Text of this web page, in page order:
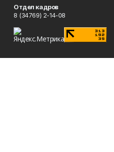
Отдел кадров
8 (34769) 2-14-08